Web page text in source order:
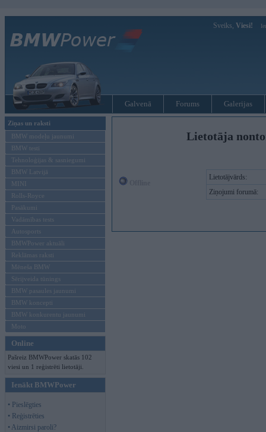
Sveiks, Viesi!
Galvenā Forums Galerijas
Ziņas un raksti
BMW modeļu jaunumi
BMW testi
Tehnoloģijas & sasniegumi
BMW Latvijā
MINI
Rolls-Royce
Pasākumi
Vadāmības tests
Autosports
BMWPower aktuāli
Reklāmas raksti
Mēneša BMW
Sērijveida tūnings
BMW pasaules jaunumi
BMW koncepti
BMW konkurentu jaunumi
Moto
Online
Pašreiz BMWPower skatās 102
viesi un 1 reģistrēti lietotāji.
Ienākt BMWPower
• Pieslēgties
• Reģistrēties
• Aizmirsi paroli?
Lietotāja
Lietotājvārds:
Ziņojumi forumā: